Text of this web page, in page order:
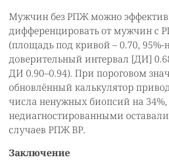
Мужчин без РПЖ можно
дифференцировать от мужчин с
(площадь под кривой – 0.70,
доверительный интервал [ДИ]
ДИ 0.90–0.94). При пороговом
обновлённый калькулятор
числа ненужных биопсий на 34%,
недиагностированными
случаев РПЖ ВР.
Заключение